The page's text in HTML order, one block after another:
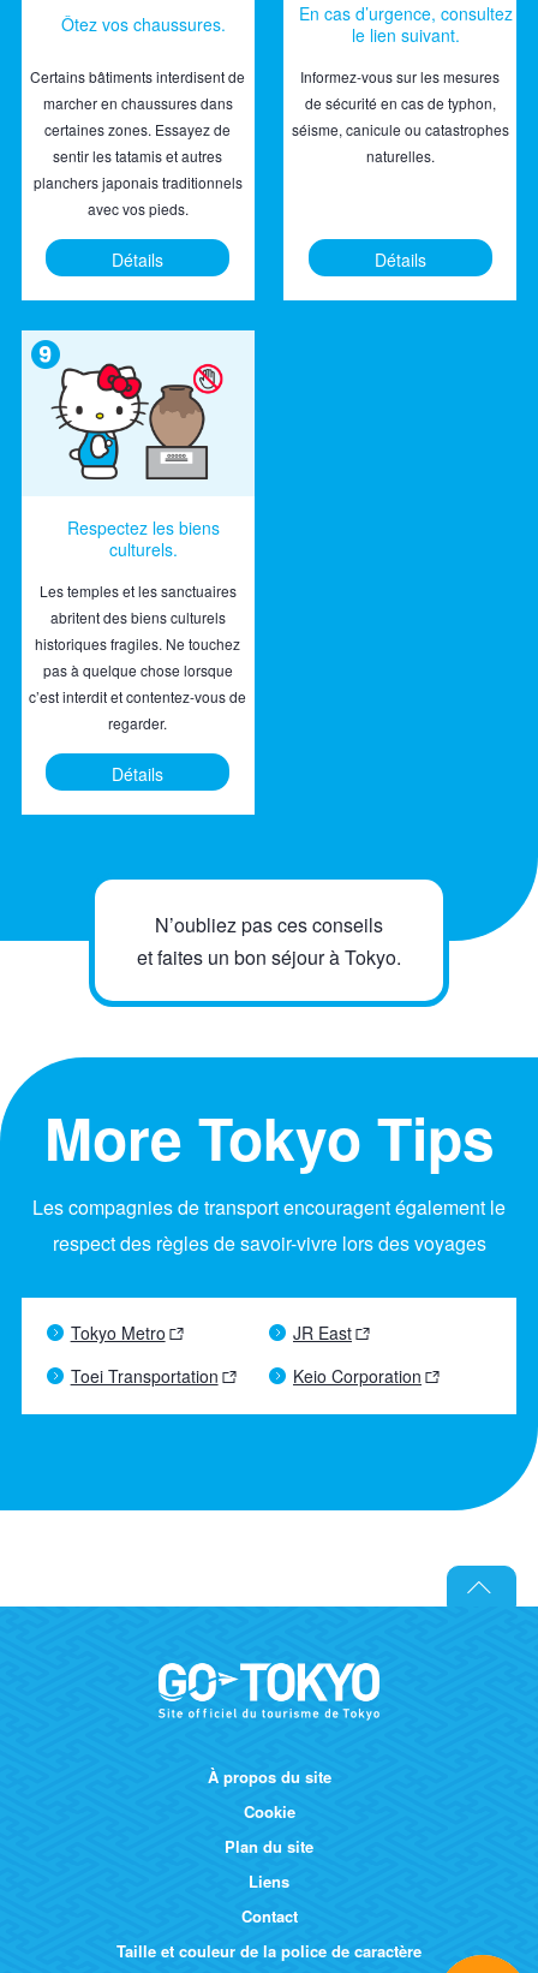
Ôtez vos chaussures.
Certains bâtiments interdisent de
marcher en chaussures dans
certaines zones. Essayez de
sentir les tatamis et autres
planchers japonais traditionnels
avec vos pieds.
Détails
En cas d’urgence, consultez
le lien suivant.
Informez-vous sur les mesures
de sécurité en cas de typhon,
séisme, canicule ou catastrophes
naturelles.
Détails
Respectez les biens
culturels.
Les temples et les sanctuaires
abritent des biens culturels
historiques fragiles. Ne touchez
pas à quelque chose lorsque
c’est interdit et contentez-vous de
regarder.
Détails
N’oubliez pas ces conseils
et faites un bon séjour à Tokyo.
More Tokyo Tips
Les compagnies de transport encouragent également le
respect des règles de savoir-vivre lors des voyages
Tokyo Metro
JR East
Toei Transportation
Keio Corporation
À propos du site
Cookie
Plan du site
Liens
Contact
Taille et couleur de la police de caractère